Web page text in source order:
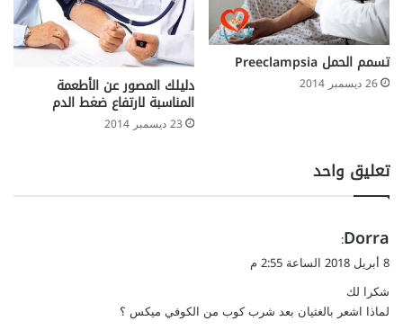
تسمم الحمل Preeclampsia
26 ديسمبر 2014 دليلك المصور عن الأطعمة
المناسبة لارتفاع ضغط الدم
23 ديسمبر 2014
تعليق واحد
ي
ق
ل
Dorra
:
8 أبريل 2018 الساعة 2:55 م
شكرا لك
لماذا اشعر بالغثيان بعد شرب كوب من الكوفي ميكس ؟